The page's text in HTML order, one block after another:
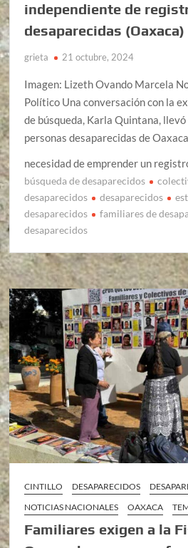
independiente de
desaparecidas (Oaxaca)
grieta 21 octubre, 2024
Imagen: Lizeth Ovando Marcela
Político Una conversación con la
de búsqueda, Karla Quintana,
personas desaparecidas de
necesidad de emprender un
búsqueda de desaparecidos
desaparecidos
desaparecidos
desaparecidos
familiares de
desaparecidos
CINTILLO DESAPARECIDOS
NOTICIAS NACIONALES
OAXACA
Familiares exigen a la